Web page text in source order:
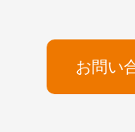
お問い